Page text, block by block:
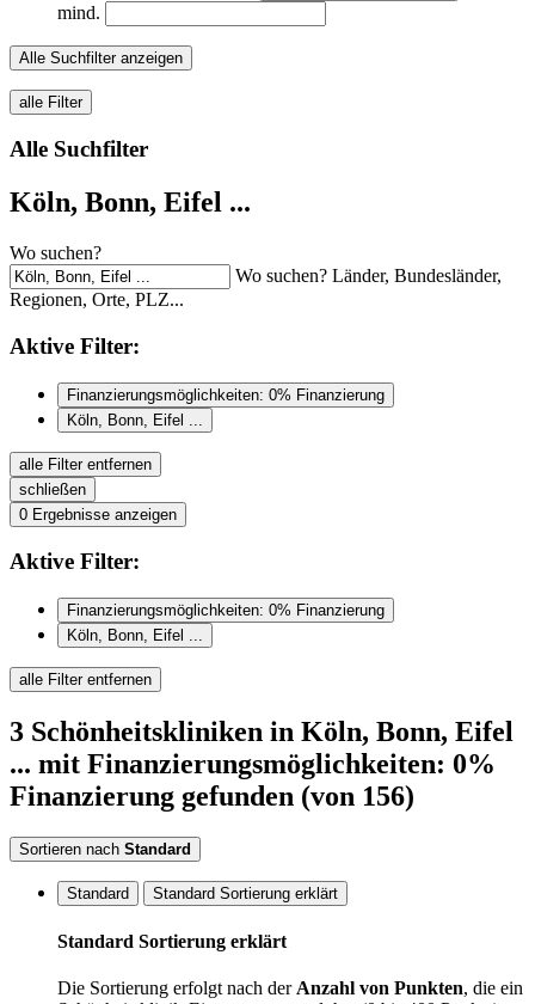
mind.
Alle Suchfilter anzeigen
alle Filter
Alle Suchfilter
Köln, Bonn, Eifel ...
Wo suchen?
Wo suchen? Länder, Bundesländer,
Regionen, Orte, PLZ...
Aktive Filter:
Finanzierungsmöglichkeiten: 0% Finanzierung
Köln, Bonn, Eifel ...
alle Filter entfernen
schließen
0 Ergebnisse anzeigen
Aktive Filter:
Finanzierungsmöglichkeiten: 0% Finanzierung
Köln, Bonn, Eifel ...
alle Filter entfernen
3 Schönheitskliniken in Köln, Bonn, Eifel
... mit Finanzierungsmöglichkeiten: 0%
Finanzierung gefunden (von 156)
Sortieren nach Standard
Standard Standard Sortierung erklärt
Standard Sortierung erklärt
Die Sortierung erfolgt nach derAnzahl von Punkten, die ein